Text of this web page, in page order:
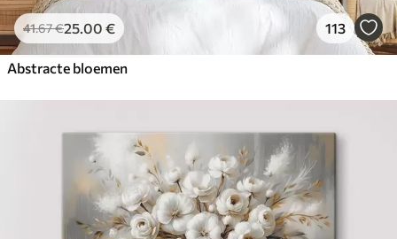
41.67€25.00 € 113
Abstracte bloemen